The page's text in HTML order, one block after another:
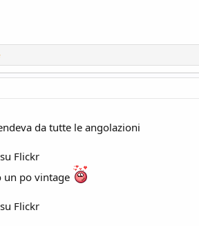
da tutte le angolazioni
Flickr
un po vintage
Flickr